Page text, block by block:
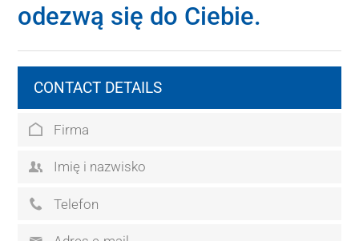
odezwą się do Ciebie.
CONTACT DETAILS